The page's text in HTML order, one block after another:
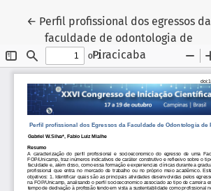
← Voltar aos Detalhes do Artigo
Perfil profissional dos egressos da
faculdade de odontologia de
Piracicaba